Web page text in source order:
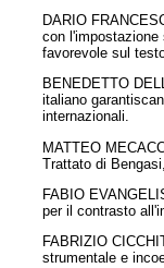
DARIO
con l'impostazione
favorevole sul
BENEDETTO
italiano
internazionali.
MATTEO
Trattato di
FABIO
per il contrasto
FABRIZIO
strumentale e